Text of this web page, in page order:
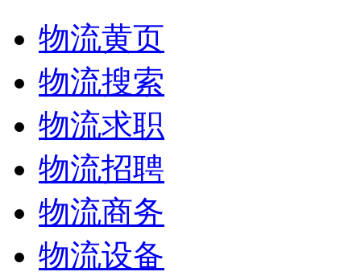
物流黄页
物流搜索
物流求职
物流招聘
物流商务
物流设备